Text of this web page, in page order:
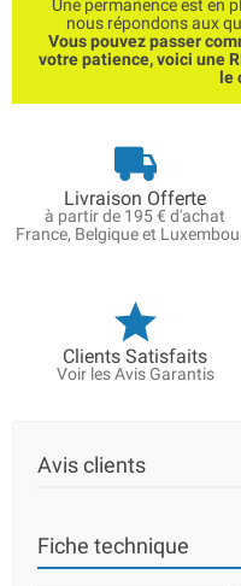
Une permanence est en
nous répondons aux
Vous pouvez passer
votre patience, voici une
le
Livraison Offerte
à partir de 195 € d'achat
France, Belgique et
Clients Satisfaits
Voir les Avis Garantis
Avis clients
Fiche technique